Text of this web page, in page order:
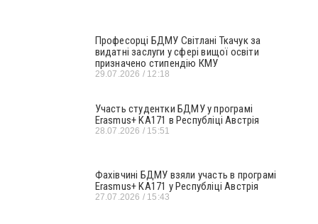
Професорці БДМУ Світлані Ткачук за
видатні заслуги у сфері вищої освіти
призначено стипендію КМУ
29.07.2026 12:18
Участь студентки БДМУ у програмі
Erasmus+ KA171 в Республіці Австрія
28.07.2026 15:51
Фахівчині БДМУ взяли участь в програмі
Erasmus+ KA171 у Республіці Австрія
27.07.2026 15:43